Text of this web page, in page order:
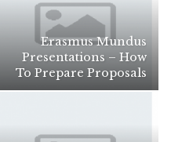
Erasmus Mundus
Presentations – How
To Prepare Proposals